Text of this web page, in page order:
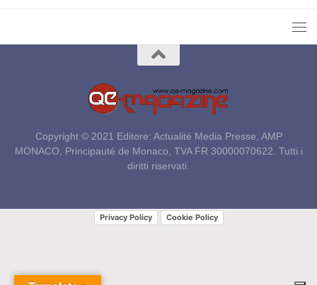
Copyright © 2021 Editore: Actualité Media Presse, AMP
MONACO, Principauté de Monaco, TVA FR 30000070622. Tutti i
diritti riservati.
Privacy Policy Cookie Policy